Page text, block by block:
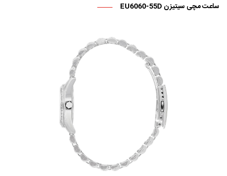
ساعت مچی سیتیزن EU6060-55D